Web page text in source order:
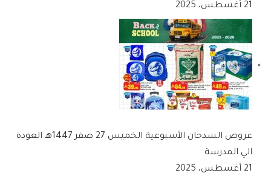
21 أغسطس، 2025
عروض السدحان الأسبوعية الخميس 27 صفر 1447هـ العودة
الي المدرسة
21 أغسطس، 2025